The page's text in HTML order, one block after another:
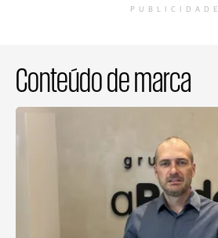
PUBLICIDADE
Conteúdo de marca